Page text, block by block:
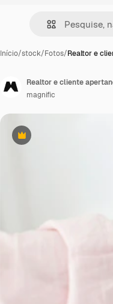
Início/stock/Fotos/Realtor e
Premium
Realtor e cliente
magnific